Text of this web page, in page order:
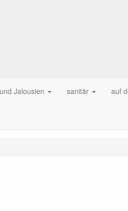
Jalousien sanitär auf